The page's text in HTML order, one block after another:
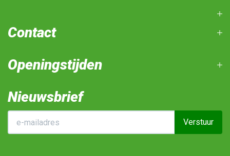
Contact
Openingstijden
Nieuwsbrief
Verstuur